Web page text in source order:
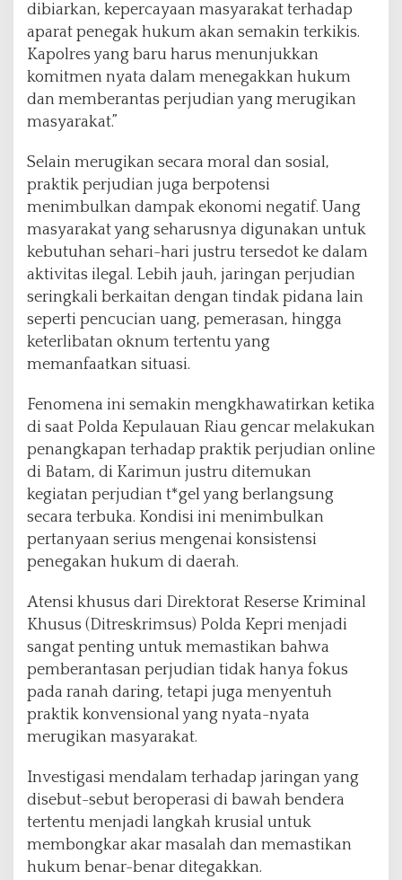
dibiarkan, kepercayaan masyarakat terhadap
aparat penegak hukum akan semakin terkikis.
Kapolres yang baru harus menunjukkan
komitmen nyata dalam menegakkan hukum
dan memberantas perjudian yang merugikan
masyarakat.”
Selain merugikan secara moral dan sosial,
praktik perjudian juga berpotensi
menimbulkan dampak ekonomi negatif. Uang
masyarakat yang seharusnya digunakan untuk
kebutuhan sehari-hari justru tersedot ke dalam
aktivitas ilegal. Lebih jauh, jaringan perjudian
seringkali berkaitan dengan tindak pidana lain
seperti pencucian uang, pemerasan, hingga
keterlibatan oknum tertentu yang
memanfaatkan situasi.
Fenomena ini semakin mengkhawatirkan ketika
di saat Polda Kepulauan Riau gencar melakukan
penangkapan terhadap praktik perjudian online
di Batam, di Karimun justru ditemukan
kegiatan perjudian t*gel yang berlangsung
secara terbuka. Kondisi ini menimbulkan
pertanyaan serius mengenai konsistensi
penegakan hukum di daerah.
Atensi khusus dari Direktorat Reserse Kriminal
Khusus (Ditreskrimsus) Polda Kepri menjadi
sangat penting untuk memastikan bahwa
pemberantasan perjudian tidak hanya fokus
pada ranah daring, tetapi juga menyentuh
praktik konvensional yang nyata-nyata
merugikan masyarakat.
Investigasi mendalam terhadap jaringan yang
disebut-sebut beroperasi di bawah bendera
tertentu menjadi langkah krusial untuk
membongkar akar masalah dan memastikan
hukum benar-benar ditegakkan.